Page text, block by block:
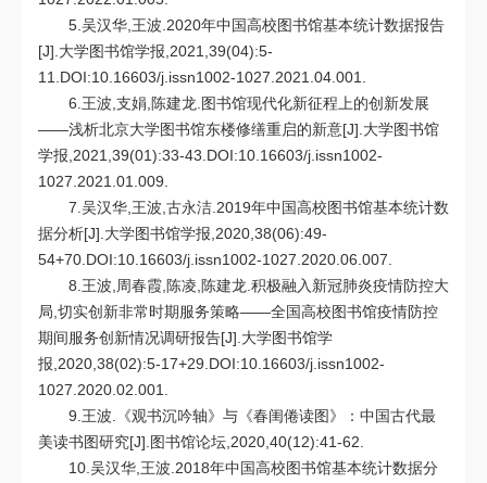
5.吴汉华,王波.2020年中国高校图书馆基本统计数据报告
[J].大学图书馆学报,2021,39(04):5-
11.DOI:10.16603/j.issn1002-1027.2021.04.001.
6.王波,支娟,陈建龙.图书馆现代化新征程上的创新发展
——浅析北京大学图书馆东楼修缮重启的新意[J].大学图书馆
学报,2021,39(01):33-43.DOI:10.16603/j.issn1002-
1027.2021.01.009.
7.吴汉华,王波,古永洁.2019年中国高校图书馆基本统计数
据分析[J].大学图书馆学报,2020,38(06):49-
54+70.DOI:10.16603/j.issn1002-1027.2020.06.007.
8.王波,周春霞,陈凌,陈建龙.积极融入新冠肺炎疫情防控大
局,切实创新非常时期服务策略——全国高校图书馆疫情防控
期间服务创新情况调研报告[J].大学图书馆学
报,2020,38(02):5-17+29.DOI:10.16603/j.issn1002-
1027.2020.02.001.
9.王波.《观书沉吟轴》与《春闺倦读图》：中国古代最
美读书图研究[J].图书馆论坛,2020,40(12):41-62.
10.吴汉华,王波.2018年中国高校图书馆基本统计数据分